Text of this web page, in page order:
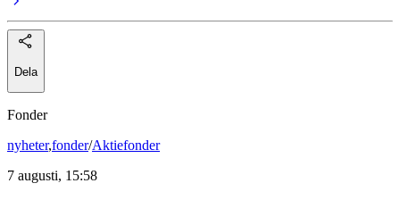
Dela
Fonder
nyheter,fonder/Aktiefonder
7 augusti, 15:58